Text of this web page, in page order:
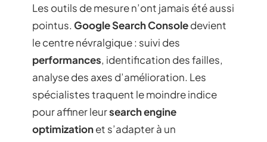
Les outils de mesure n’ont jamais été aussi
pointus. Google Search Consoledevient
le centre névralgique : suivi des
performances, identification des failles,
analyse des axes d’amélioration. Les
spécialistes traquent le moindre indice
pour affiner leursearch engine
optimizationet s’adapter à un